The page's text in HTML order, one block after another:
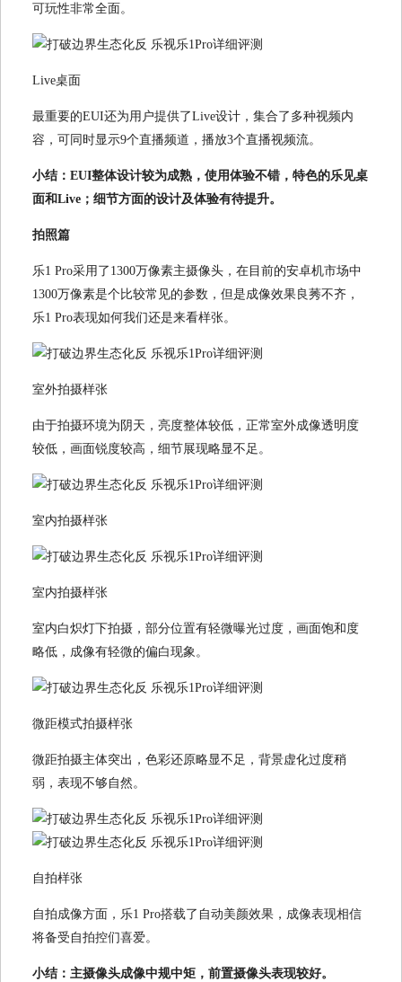
可玩性非常全面。
Live桌面
最重要的EUI还为用户提供了Live设计，集合了多种视频内
容，可同时显示9个直播频道，播放3个直播视频流。
小结：EUI整体设计较为成熟，使用体验不错，特色的乐见桌
面和Live；细节方面的设计及体验有待提升。
拍照篇
乐1 Pro采用了1300万像素主摄像头，在目前的安卓机市场中
1300万像素是个比较常见的参数，但是成像效果良莠不齐，
乐1 Pro表现如何我们还是来看样张。
室外拍摄样张
由于拍摄环境为阴天，亮度整体较低，正常室外成像透明度
较低，画面锐度较高，细节展现略显不足。
室内拍摄样张
室内拍摄样张
室内白炽灯下拍摄，部分位置有轻微曝光过度，画面饱和度
略低，成像有轻微的偏白现象。
微距模式拍摄样张
微距拍摄主体突出，色彩还原略显不足，背景虚化过度稍
弱，表现不够自然。
自拍样张
自拍成像方面，乐1 Pro搭载了自动美颜效果，成像表现相信
将备受自拍控们喜爱。
小结：主摄像头成像中规中矩，前置摄像头表现较好。